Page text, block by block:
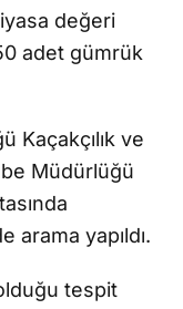
değeri
adet gümrük
Kaçakçılık ve
Müdürlüğü
yapıldı.
tespit